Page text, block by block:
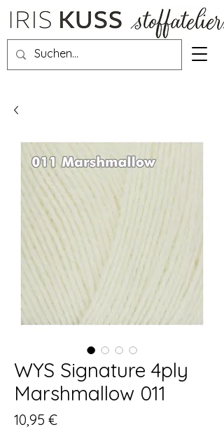
WYS Signature 4ply
Marshmallow 011
10,95 €Preis